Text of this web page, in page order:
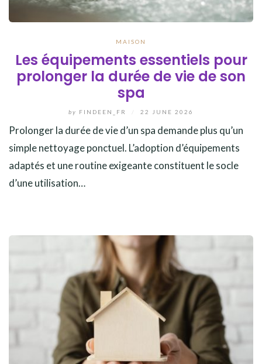
MAISON
Les équipements essentiels pour
prolonger la durée de vie de son
spa
by FINDEEN_FR 22 JUNE 2026
Prolonger la durée de vie d’un spa demande plus qu’un
simple nettoyage ponctuel. L’adoption d’équipements
adaptés et une routine exigeante constituent le socle
d’une utilisation…